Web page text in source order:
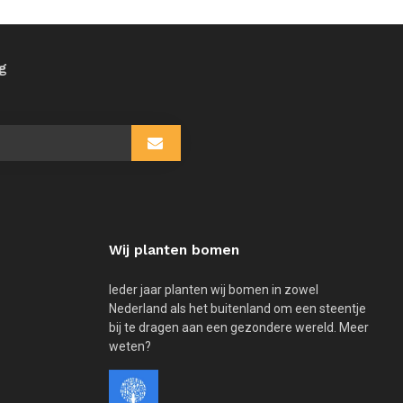
Wij planten bomen
Ieder jaar planten wij bomen in zowel
Nederland als het buitenland om een steentje
bij te dragen aan een gezondere wereld. Meer
weten?